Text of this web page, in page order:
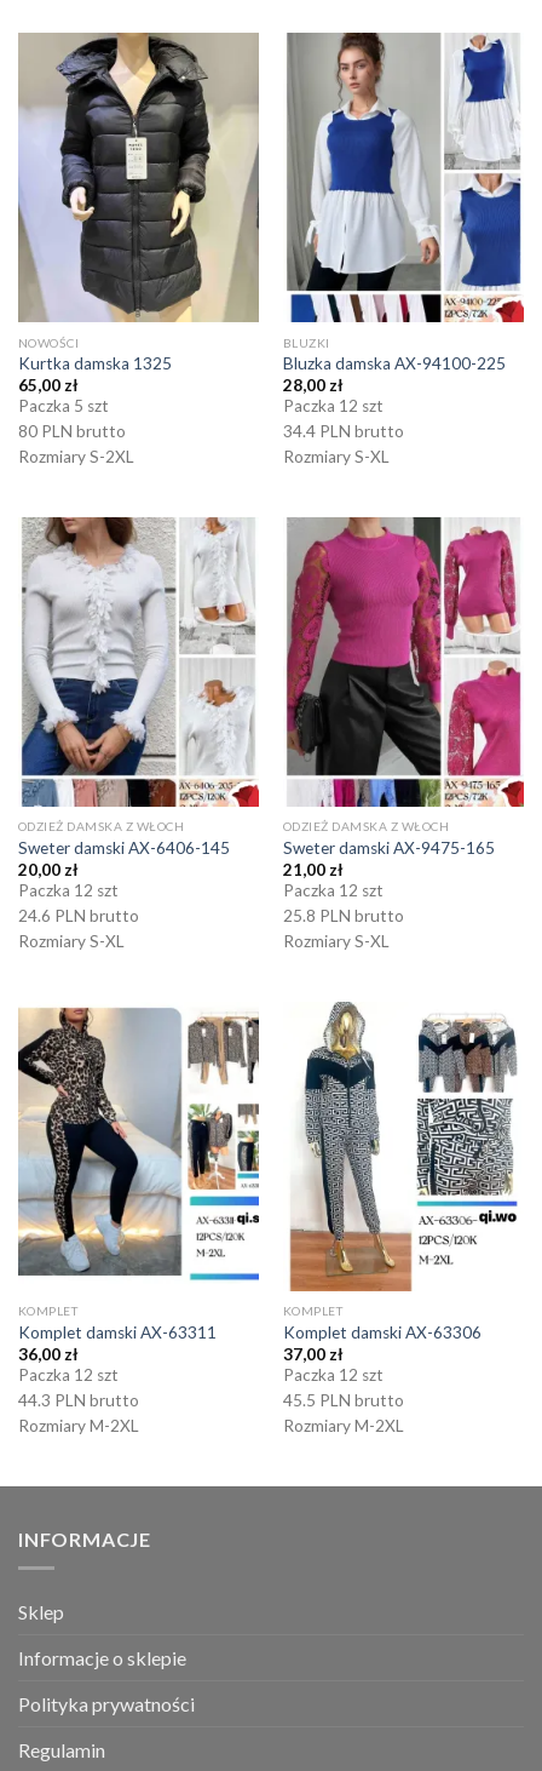
NOWOŚCI
Kurtka damska 1325
65,00zł
Paczka 5 szt
80 PLN brutto
Rozmiary S-2XL
BLUZKI
Bluzka damska AX-94100-225
28,00zł
Paczka 12 szt
34.4 PLN brutto
Rozmiary S-XL
ODZIEŻ DAMSKA Z WŁOCH
Sweter damski AX-6406-145
20,00 zł
Paczka 12 szt
24.6 PLN brutto
Rozmiary S-XL
ODZIEŻ DAMSKA Z WŁOCH
Sweter damski AX-9475-165
21,00 zł
Paczka 12 szt
25.8 PLN brutto
Rozmiary S-XL
KOMPLET
Komplet damski AX-63311
36,00 zł
Paczka 12 szt
44.3 PLN brutto
Rozmiary M-2XL
KOMPLET
Komplet damski AX-63306
37,00 zł
Paczka 12 szt
45.5 PLN brutto
Rozmiary M-2XL
INFORMACJE
Sklep
Informacje o sklepie
Polityka prywatności
Regulamin